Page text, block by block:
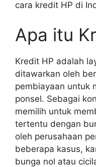
cara kredit HP di
Apa itu
Kredit HP adalah
ditawarkan oleh
pembiayaan untuk
ponsel. Sebagai
memilih untuk
tertentu dengan
oleh perusahaan
beberapa kasus,
bunga nol atau